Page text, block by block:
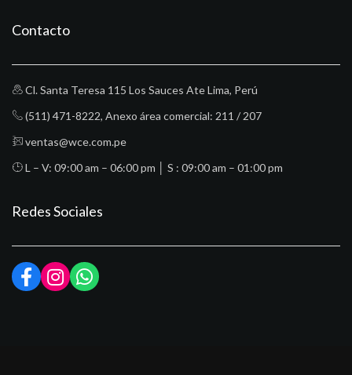
Contacto
Cl. Santa Teresa 115 Los Sauces Ate Lima, Perú
(511) 471-8222, Anexo área comercial: 211 / 207
ventas@wce.com.pe
L – V: 09:00 am – 06:00 pm │ S : 09:00 am – 01:00 pm
Redes Sociales